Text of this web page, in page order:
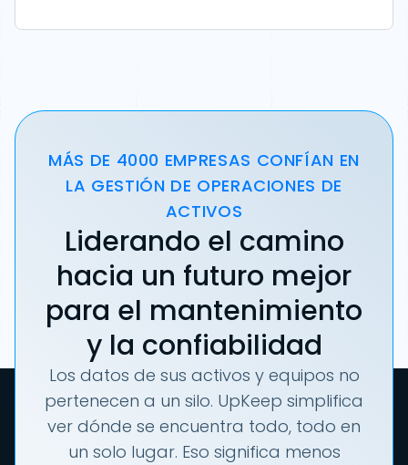
MÁS DE 4000 EMPRESAS CONFÍAN EN
LA GESTIÓN DE OPERACIONES DE
ACTIVOS
Liderando el camino
hacia un futuro mejor
para el mantenimiento
y la confiabilidad
Los datos de sus activos y equipos no
pertenecen a un silo. UpKeep simplifica
ver dónde se encuentra todo, todo en
un solo lugar. Eso significa menos